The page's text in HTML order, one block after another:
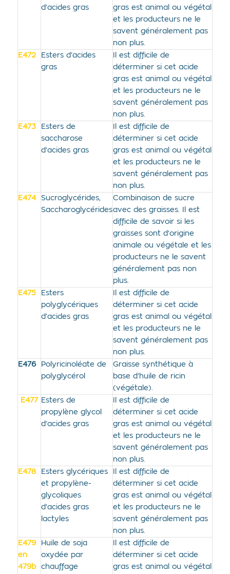
d’acides gras
gras est animal ou végétal
et les producteurs ne le
savent généralement pas
non plus.
E472
Esters d’acides
gras
Il est difficile de
déterminer si cet acide
gras est animal ou végétal
et les producteurs ne le
savent généralement pas
non plus.
E473
Esters de
saccharose
d’acides gras
Il est difficile de
déterminer si cet acide
gras est animal ou végétal
et les producteurs ne le
savent généralement pas
non plus.
E474
Sucroglycérides,
Saccharoglycérides
Combinaison de sucre
avec des graisses. Il est
difficile de savoir si les
graisses sont d’origine
animale ou végétale et les
producteurs ne le savent
généralement pas non
plus.
E475
Esters
polyglycériques
d’acides gras
Il est difficile de
déterminer si cet acide
gras est animal ou végétal
et les producteurs ne le
savent généralement pas
non plus.
E476
Polyricinoléate de
polyglycérol
Graisse synthétique à
base d’huile de ricin
(végétale).
E477
Esters de
propylène glycol
d’acides gras
Il est difficile de
déterminer si cet acide
gras est animal ou végétal
et les producteurs ne le
savent généralement pas
non plus.
E478
Esters glycériques
et propylène-
glycoliques
d’acides gras
lactyles
Il est difficile de
déterminer si cet acide
gras est animal ou végétal
et les producteurs ne le
savent généralement pas
non plus.
E479
en
479b
Huile de soja
oxydée par
chauffage
Il est difficile de
déterminer si cet acide
gras est animal ou végétal